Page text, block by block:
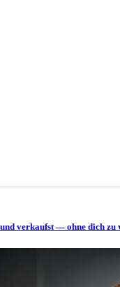
verkaufst — ohne dich zu